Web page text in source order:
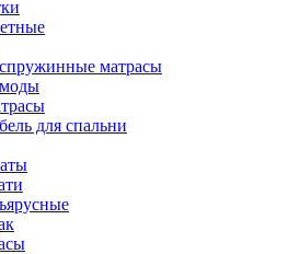
матрасы
для спальни